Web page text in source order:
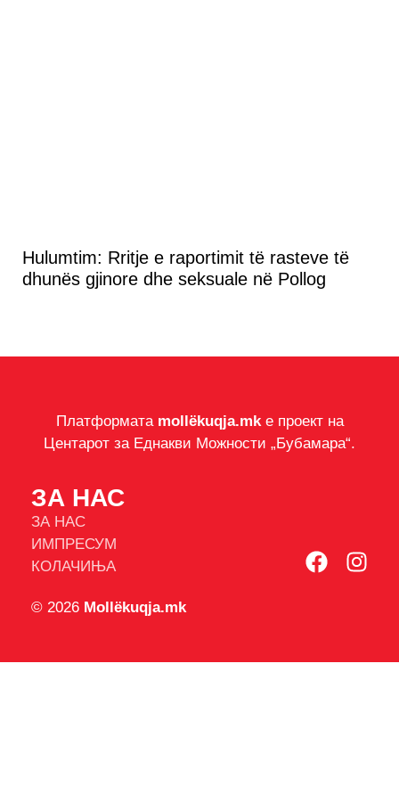
Hulumtim: Rritje e raportimit të rasteve të
dhunës gjinore dhe seksuale në Pollog
Платформата mollëkuqja.mkе проект на
Центарот за Еднакви Можности „Бубамара“.
ЗА НАС
ЗА НАС
ИМПРЕСУМ
КОЛАЧИЊА
© 2026 Mollëkuqja.mk